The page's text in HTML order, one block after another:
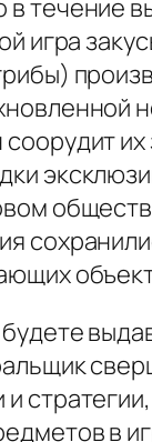
течение
игра
соорудит
в